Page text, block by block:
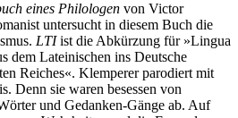
eines Philologen von Victor
untersucht in diesem Buch die
LTIist die Abkürzung für »Lingua
dem Lateinischen ins Deutsche
Reiches«. Klemperer parodiert mit
Denn sie waren besessen von
und Gedanken-Gänge ab. Auf